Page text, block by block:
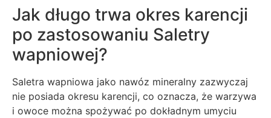
Jak długo trwa okres karencji
po zastosowaniu Saletry
wapniowej?
Saletra wapniowa jako nawóz mineralny zazwyczaj
nie posiada okresu karencji, co oznacza, że warzywa
i owoce można spożywać po dokładnym umyciu